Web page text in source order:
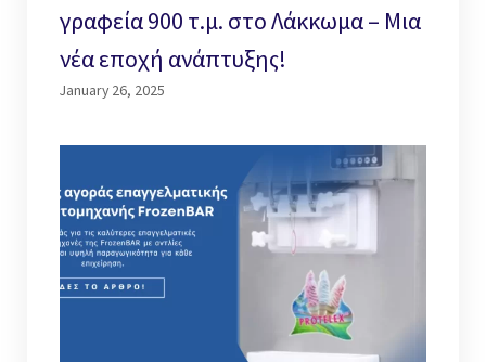
γραφεία 900 τ.μ. στο Λάκκωμα – Μια
νέα εποχή ανάπτυξης!
January 26, 2025